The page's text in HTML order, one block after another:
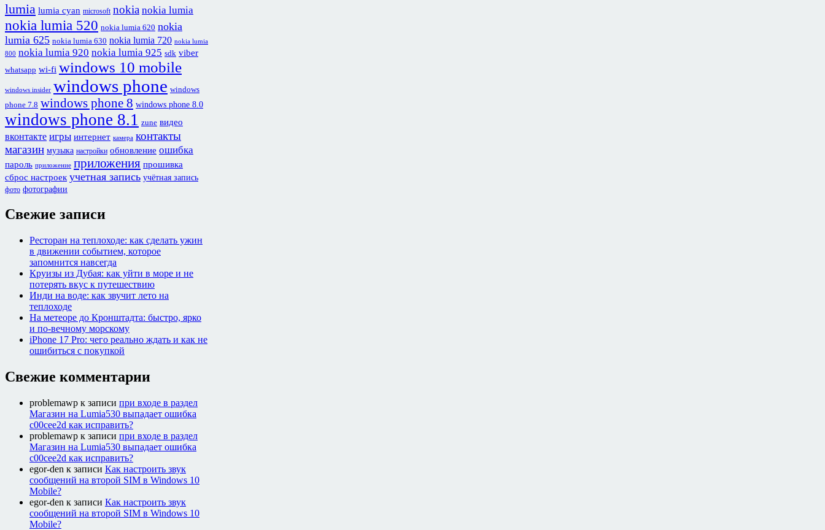
lumia lumia cyan microsoft nokia nokia lumia
nokia lumia 520 nokia lumia 620 nokia
lumia 625 nokia lumia 630 nokia lumia 720 nokia lumia
800 nokia lumia 920 nokia lumia 925 sdk viber
whatsapp wi-fi windows 10 mobile
windows insider windows phone windows
phone 7.8 windows phone 8 windows phone 8.0
windows phone 8.1 zune видео
вконтакте игры интернет камера контакты
магазин музыка настройки обновление ошибка
пароль приложение приложения прошивка
сброс настроек учетная запись учётная запись
фото фотографии
Свежие записи
Ресторан на теплоходе: как сделать ужин
в движении событием, которое
запомнится навсегда
Круизы из Дубая: как уйти в море и не
потерять вкус к путешествию
Инди на воде: как звучит лето на
теплоходе
На метеоре до Кронштадта: быстро, ярко
и по-вечному морскому
iPhone 17 Pro: чего реально ждать и как не
ошибиться с покупкой
Свежие комментарии
problemawp к записи при входе в раздел
Магазин на Lumia530 выпадает ошибка
c00cee2d как исправить?
problemawp к записи при входе в раздел
Магазин на Lumia530 выпадает ошибка
c00cee2d как исправить?
egor-den к записи Как настроить звук
сообщений на второй SIM в Windows 10
Mobile?
egor-den к записи Как настроить звук
сообщений на второй SIM в Windows 10
Mobile?